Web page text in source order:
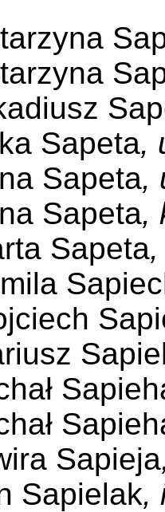
Sapeta,
Sapeta,
Sapeta,
Sapeta
Sapieja
Sapielak,